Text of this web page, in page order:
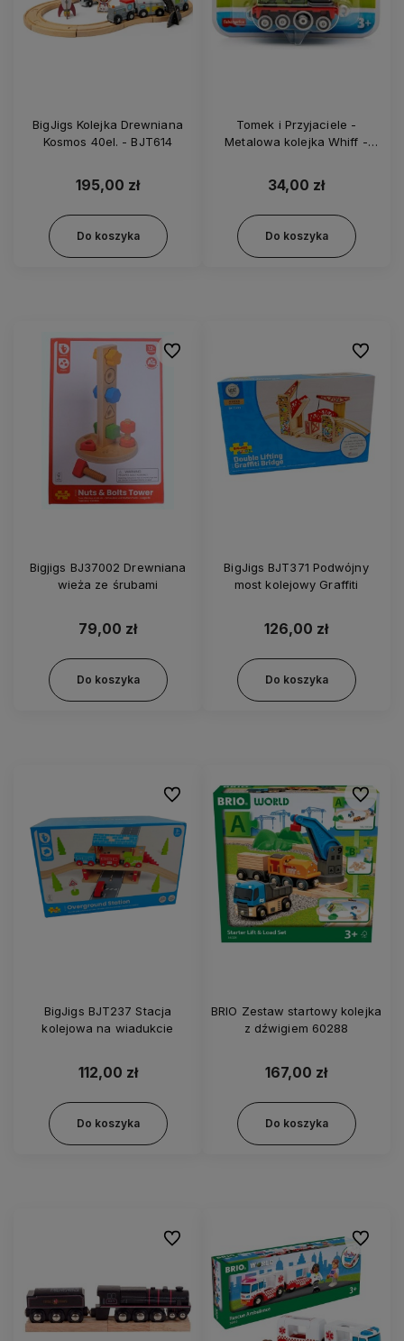
BigJigs Kolejka Drewniana
Kosmos 40el. - BJT614
195,00 zł
Do koszyka
Tomek i Przyjaciele -
Metalowa kolejka Whiff -
34,00 zł
Do koszyka
Bigjigs BJ37002 Drewniana
wieża ze śrubami
79,00 zł
Do koszyka
Do ulubionych
BigJigs BJT371 Podwójny
most kolejowy Graffiti
126,00 zł
Do koszyka
Do
BigJigs BJT237 Stacja
kolejowa na wiadukcie
112,00 zł
Do koszyka
Do ulubionych
BRIO Zestaw startowy kolejka
z dźwigiem 60288
167,00 zł
Do koszyka
Do
Do ulubionych Do